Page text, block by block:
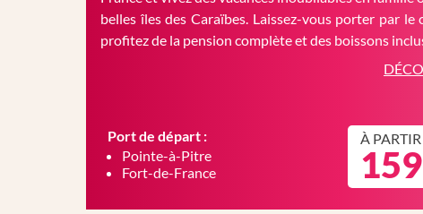
belles îles des Caraïbes. Laissez-vous porter par
profitez de la pension complète et des boissons
Port de départ :
Pointe-à-Pitre
Fort-de-France
À